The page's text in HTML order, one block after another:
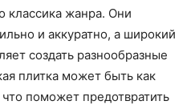
классика жанра. Они
и аккуратно, а широкий
создать разнообразные
плитка может быть как
поможет предотвратить